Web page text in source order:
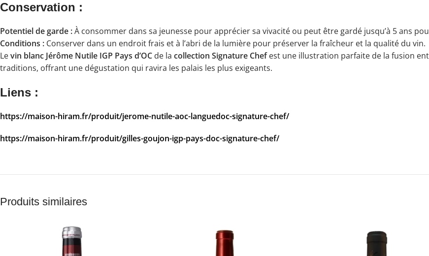
Conservation :
Potentiel de garde :À consommer dans sa jeunesse pour apprécier sa vivacité ou peut être gardé jusqu’à 5 ans
Conditions : Conserver dans un endroit frais et à l’abri de la lumière pour préserver la fraîcheur et la qualité du vin.
Levin blanc Jérôme Nutile IGP Pays d’OC de la collection Signature Chefest une illustration parfaite de la fusion
traditions, offrant une dégustation qui ravira les palais les plus exigeants.
Liens :
https://maison-hiram.fr/produit/jerome-nutile-aoc-languedoc-signature-chef/
https://maison-hiram.fr/produit/gilles-goujon-igp-pays-doc-signature-chef/
Produits similaires